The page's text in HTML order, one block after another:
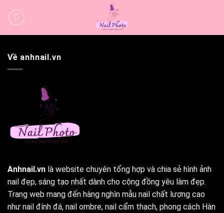
qua
Về anhnail.vn
Anhnail.vn là website chuyên tổng hợp và chia sẻ hình ảnh
nail đẹp, sáng tạo nhất dành cho cộng đồng yêu làm đẹp.
Trang web mang đến hàng nghìn mẫu nail chất lượng cao
như nail đính đá, nail ombre, nail cẩm thạch, phong cách Hàn